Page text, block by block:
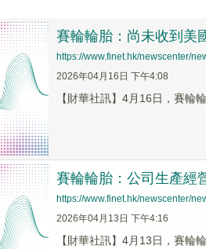
賽輪輪胎：尚未收到美
https://www.finet.hk/newscenter/
2026年04月16日 下午4:08
【財華社訊】4月16日，賽輪
賽輪輪胎：公司生產經
https://www.finet.hk/newscenter/
2026年04月13日 下午4:16
【財華社訊】4月13日，賽輪